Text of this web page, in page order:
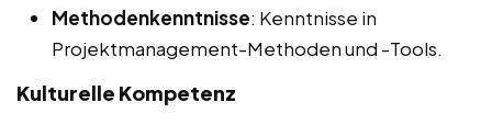
Methodenkenntnisse: Kenntnisse in
Projektmanagement-Methoden und -Tools.
Kulturelle Kompetenz